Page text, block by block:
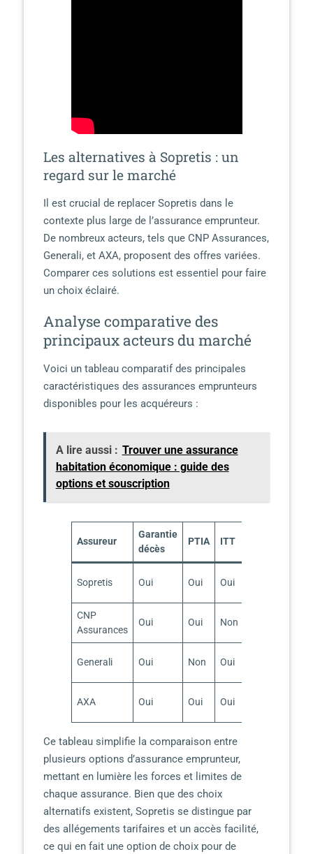
Les alternatives à Sopretis : un
regard sur le marché
Il est crucial de replacer Sopretis dans le
contexte plus large de l’assurance emprunteur.
De nombreux acteurs, tels que CNP Assurances,
Generali, et AXA, proposent des offres variées.
Comparer ces solutions est essentiel pour faire
un choix éclairé.
Analyse comparative des
principaux acteurs du marché
Voici un tableau comparatif des principales
caractéristiques des assurances emprunteurs
disponibles pour les acquéreurs :
A lire aussi : Trouver une assurance
habitation économique : guide des
options et souscription
Assureur
Garantie
décès
PTIA ITT
Sopretis Oui Oui Oui
CNP
Assurances
Oui Oui Non
Generali Oui Non Oui
AXA Oui Oui Oui
Ce tableau simplifie la comparaison entre
plusieurs options d’assurance emprunteur,
mettant en lumière les forces et limites de
chaque assurance. Bien que des choix
alternatifs existent, Sopretis se distingue par
des allégements tarifaires et un accès facilité,
ce qui en fait une option de choix pour de